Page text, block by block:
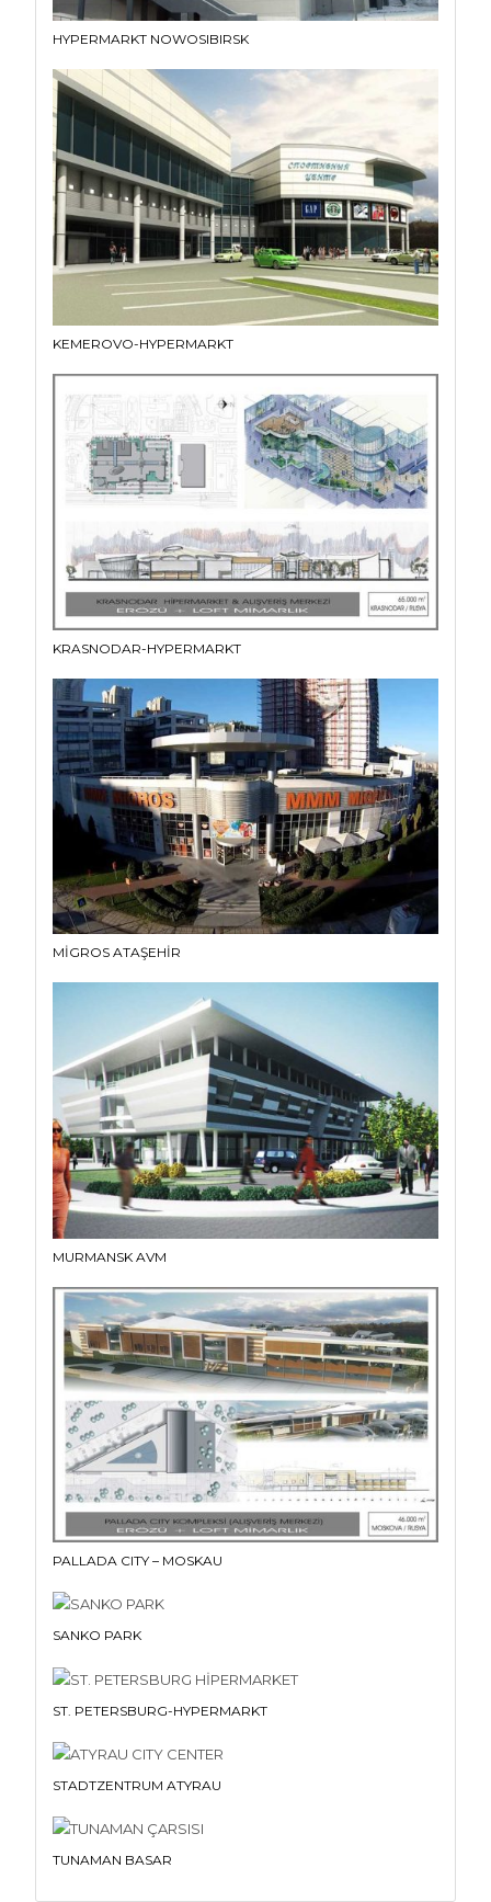
HYPERMARKT NOWOSIBIRSK
KEMEROVO-HYPERMARKT
KRASNODAR-HYPERMARKT
MİGROS ATAŞEHİR
MURMANSK AVM
PALLADA CITY – MOSKAU
SANKO PARK
ST. PETERSBURG-HYPERMARKT
STADTZENTRUM ATYRAU
TUNAMAN BASAR